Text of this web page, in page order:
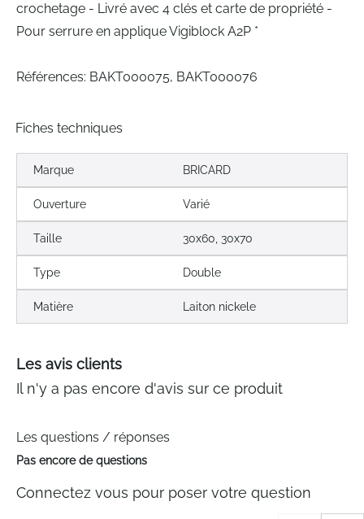
crochetage - Livré avec 4 clés et carte de propriété -
Pour serrure en applique Vigiblock A2P *
Références: BAKT000075, BAKT000076
Fiches techniques
Marque BRICARD
Ouverture Varié
Taille 30x60, 30x70
Type Double
Matière Laiton nickele
Les avis clients
Il n'y a pas encore d'avis sur ce produit
Les questions / réponses
Pas encore de questions
Connectez vous pour poser votre question